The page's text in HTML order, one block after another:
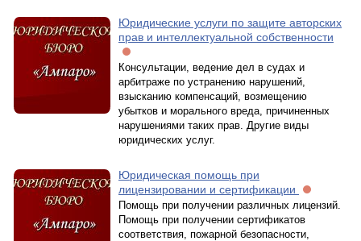
Юридические услуги по защите авторских
прав и интеллектуальной собственности
Консультации, ведение дел в судах и
арбитраже по устранению нарушений,
взысканию компенсаций, возмещению
убытков и морального вреда, причиненных
нарушениями таких прав. Другие виды
юридических услуг.
Юридическая помощь при
лицензировании и сертификации
Помощь при получении различных лицензий.
Помощь при получении сертификатов
соответствия, пожарной безопасности,